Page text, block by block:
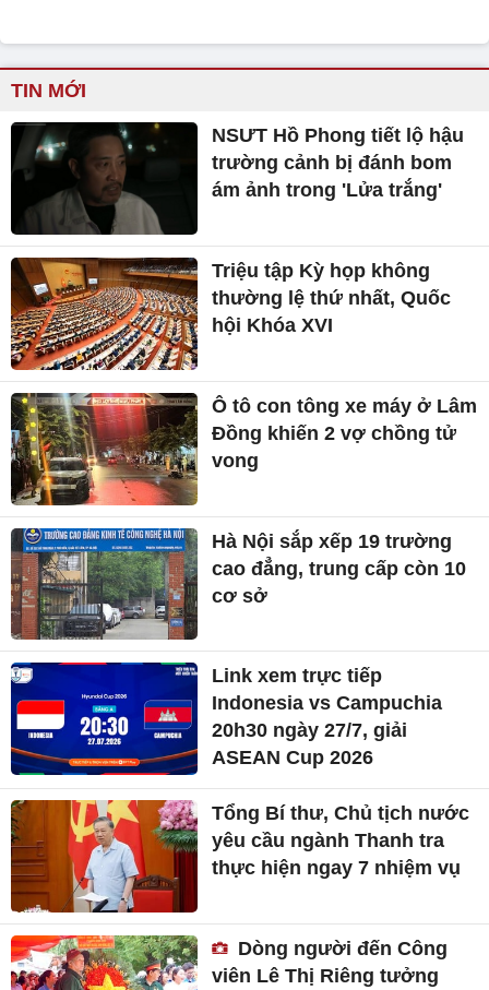
TIN MỚI
NSƯT Hồ Phong tiết lộ hậu
trường cảnh bị đánh bom
ám ảnh trong 'Lửa trắng'
Triệu tập Kỳ họp không
thường lệ thứ nhất, Quốc
hội Khóa XVI
Ô tô con tông xe máy ở Lâm
Đồng khiến 2 vợ chồng tử
vong
Hà Nội sắp xếp 19 trường
cao đẳng, trung cấp còn 10
cơ sở
Link xem trực tiếp
Indonesia vs Campuchia
20h30 ngày 27/7, giải
ASEAN Cup 2026
Tổng Bí thư, Chủ tịch nước
yêu cầu ngành Thanh tra
thực hiện ngay 7 nhiệm vụ
Dòng người đến Công
viên Lê Thị Riêng tưởng